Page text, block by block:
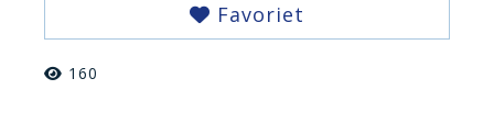
Favoriet
160